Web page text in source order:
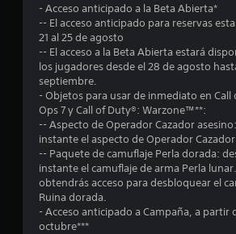
- Acceso anticipado a la Beta Abierta*
-- El acceso anticipado para reservas
21 al 25 de agosto
-- El acceso a la Beta Abierta estará
los jugadores desde el 28 de agosto
septiembre.
- Objetos para usar de inmediato en Call
Ops 7 y Call of Duty®: Warzone™**:
-- Aspecto de Operador Cazador
instante el aspecto de Operador
-- Paquete de camuflaje Perla dorada:
instante el camuflaje de arma Perla
obtendrás acceso para desbloquear el
Ruina dorada.
- Acceso anticipado a Campaña, a partir
octubre***